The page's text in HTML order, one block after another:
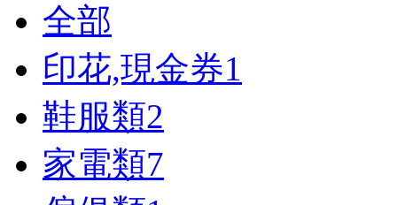
全部
印花,現金券1
鞋服類2
家電類7